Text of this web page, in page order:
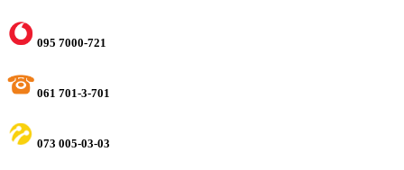
095 7000-721
061 701-3-701
073 005-03-03